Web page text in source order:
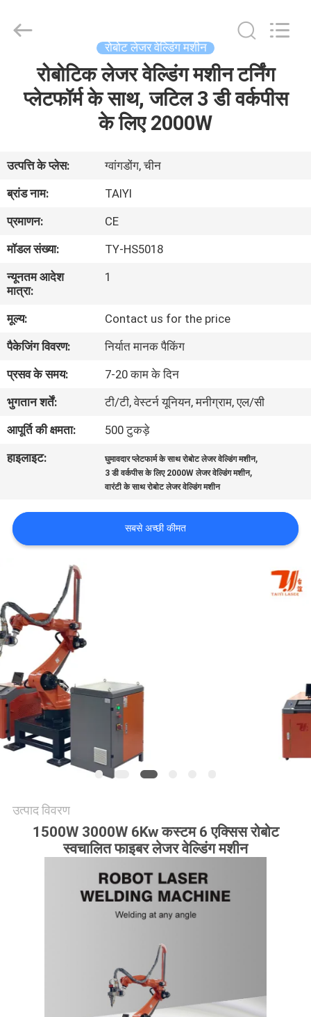
वीडियो
बारे
में
कारखाना
भ्रमण
संपर्क
करें
समाचार
साइटमैप
PRIVACY
POLICY
Company
Limited.
रोबोट लेजर वेल्डिंग मशीन
रोबोटिक लेजर वेल्डिंग मशीन टर्निंग
प्लेटफॉर्म के साथ, जटिल 3 डी वर्कपीस
के लिए 2000W
उत्पत्ति के प्लेस:
ग्वांगडोंग, चीन
ब्रांड नाम:
TAIYI
प्रमाणन:
CE
मॉडल संख्या:
TY-HS5018
न्यूनतम आदेश
मात्रा:
1
मूल्य:
Contact us for the price
पैकेजिंग विवरण:
निर्यात मानक पैकिंग
प्रसव के समय:
7-20 काम के दिन
भुगतान शर्तें:
टी/टी, वेस्टर्न यूनियन, मनीग्राम, एल/सी
आपूर्ति की क्षमता:
500 टुकड़े
हाइलाइट:
घुमावदार प्लेटफार्म के साथ रोबोट लेजर वेल्डिंग मशीन,
3 डी वर्कपीस के लिए 2000W लेजर वेल्डिंग मशीन,
वारंटी के साथ रोबोट लेजर वेल्डिंग मशीन
सबसे अच्छी कीमत
उत्पाद विवरण
1500W 3000W 6Kw कस्टम 6 एक्सिस रोबोट
स्वचालित फाइबर लेजर वेल्डिंग मशीन